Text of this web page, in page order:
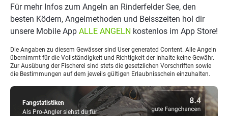
Fangstatistiken
Als Pro-Angler siehst du für
Für mehr Infos zum Angeln an Rinderfelder See, den
besten Ködern, Angelmethoden und Beisszeiten hol dir
unsere Mobile App ALLE ANGELN kostenlos im App Store!
Die Angaben zu diesem Gewässer sind User generated Content. Alle Angeln
übernimmt für die Vollständigkeit und Richtigkeit der Inhalte keine Gewähr.
Zur Ausübung der Fischerei sind stets die gesetzlichen Vorschriften sowie
die Bestimmungen auf dem jeweils gültigen Erlaubnisschein einzuhalten.